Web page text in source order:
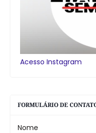
Acesso Instagram
FORMULÁRIO DE
Nome